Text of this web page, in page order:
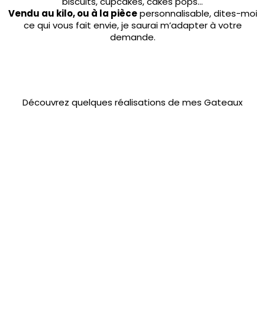
Vendu au kilo, ou à la piècepersonnalisable, dites-moi
ce qui vous fait envie, je saurai m’adapter à votre
demande.
Découvrez quelques réalisations de mes Gateaux